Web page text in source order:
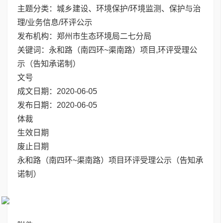
主题分类：城乡建设、环境保护/环境监测、保护与治
理/业务信息/环评公示
发布机构：郑州市生态环境局二七分局
关键词：永和路（南四环~渠南路）项目,环评受理公
示（告知承诺制）
文号
成文日期：2020-06-05
发布日期：2020-06-05
体裁
生效日期
废止日期
永和路（南四环~渠南路）项目环评受理公示（告知承
诺制）